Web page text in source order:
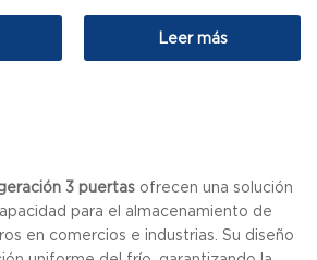
Leer más
3 puertas ofrecen una solución
para el almacenamiento de
en comercios e industrias. Su diseño